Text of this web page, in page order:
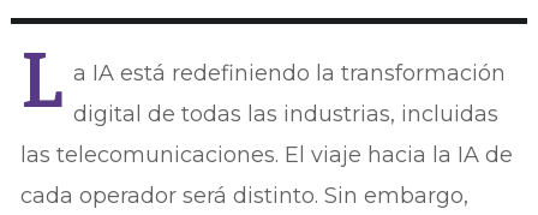
L a IA está redefiniendo la transformación
digital de todas las industrias, incluidas
las telecomunicaciones. El viaje hacia la IA de
cada operador será distinto. Sin embargo,